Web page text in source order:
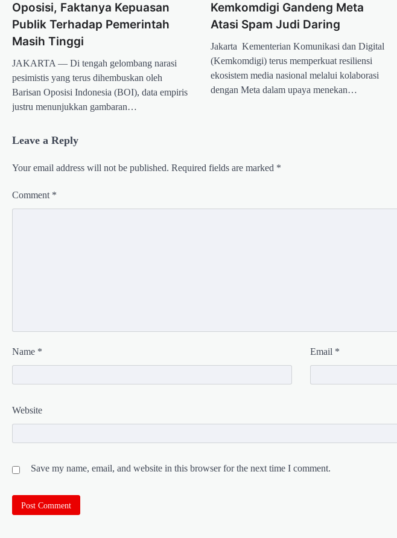
Oposisi, Faktanya Kepuasan
Publik Terhadap Pemerintah
Masih Tinggi
JAKARTA — Di tengah gelombang narasi
pesimistis yang terus dihembuskan oleh
Barisan Oposisi Indonesia (BOI), data empiris
justru menunjukkan gambaran…
Kemkomdigi Gandeng Meta
Atasi Spam Judi Daring
Jakarta  Kementerian Komunikasi dan Digital
(Kemkomdigi) terus memperkuat resiliensi
ekosistem media nasional melalui kolaborasi
dengan Meta dalam upaya menekan…
Leave a Reply
Your email address will not be published. Required fields are marked *
Comment *
Name * Email *
Website
Save my name, email, and website in this browser for the next time I comment.